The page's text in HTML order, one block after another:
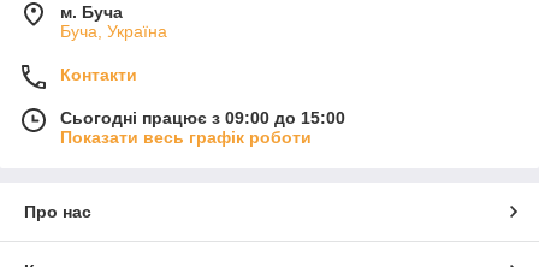
м. Буча
Буча, Україна
Контакти
Сьогодні працює з 09:00 до 15:00
Показати весь графік роботи
Про нас